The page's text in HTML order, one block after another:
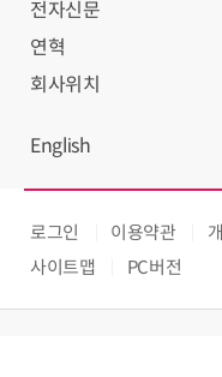
전자신문
연혁
회사위치
English
로그인 이용약관
사이트맵
PC버전